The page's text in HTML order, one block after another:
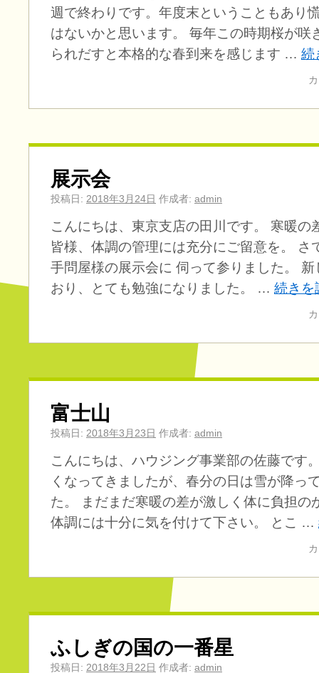
週で終わりです。年度末ということもあり
はないかと思います。 毎年この時期桜が咲
られだすと本格的な春到来を感じます … 続
展示会
投稿日: 2018年3月24日 作成者: admin
こんにちは、東京支店の田川です。 寒暖の
皆様、体調の管理には充分にご留意を。 さ
手問屋様の展示会に 伺って参りました。
おり、とても勉強になりました。 … 続き
富士山
投稿日: 2018年3月23日 作成者: admin
こんにちは、ハウジング事業部の佐藤です
くなってきましたが、春分の日は雪が降っ
た。 まだまだ寒暖の差が激しく体に負担の
体調には十分に気を付けて下さい。 とこ …
ふしぎの国の一番星
投稿日: 2018年3月22日 作成者: admin